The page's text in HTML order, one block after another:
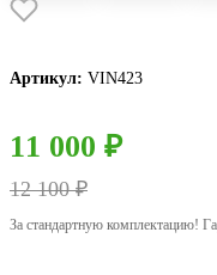
Артикул: VIN423
11 000 ₽
12 100 ₽
За стандартную комплектацию!